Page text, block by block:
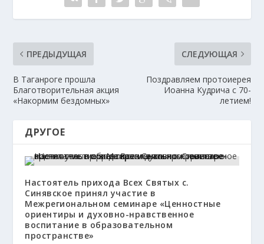
ПРЕДЫДУЩАЯ
В Таганроге прошла
Благотворительная акция
«Накормим бездомных»
СЛЕДУЮЩАЯ
Поздравляем протоиерея
Иоанна Кудрича с 70-
летием!
ДРУГОЕ
Настоятель прихода Всех Святых с.
Синявское принял участие в
Межрегиональном семинаре «Ценностные
ориентиры и духовно-нравственное
воспитание в образовательном
пространстве»